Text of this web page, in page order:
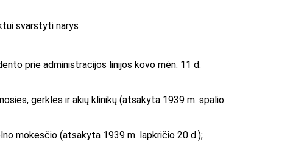
svarstyti narys
prie administracijos linijos kovo mėn. 11 d.
gerklės ir akių klinikų (atsakyta 1939 m. spalio
mokesčio (atsakyta 1939 m. lapkričio 20 d.);